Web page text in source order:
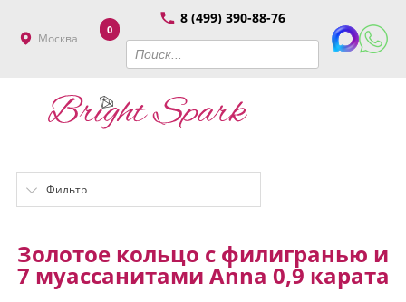
Москва
8 (499) 390-88-76
0
Фильтр
Золотое кольцо с филигранью и
7 муассанитами Anna 0,9 карата